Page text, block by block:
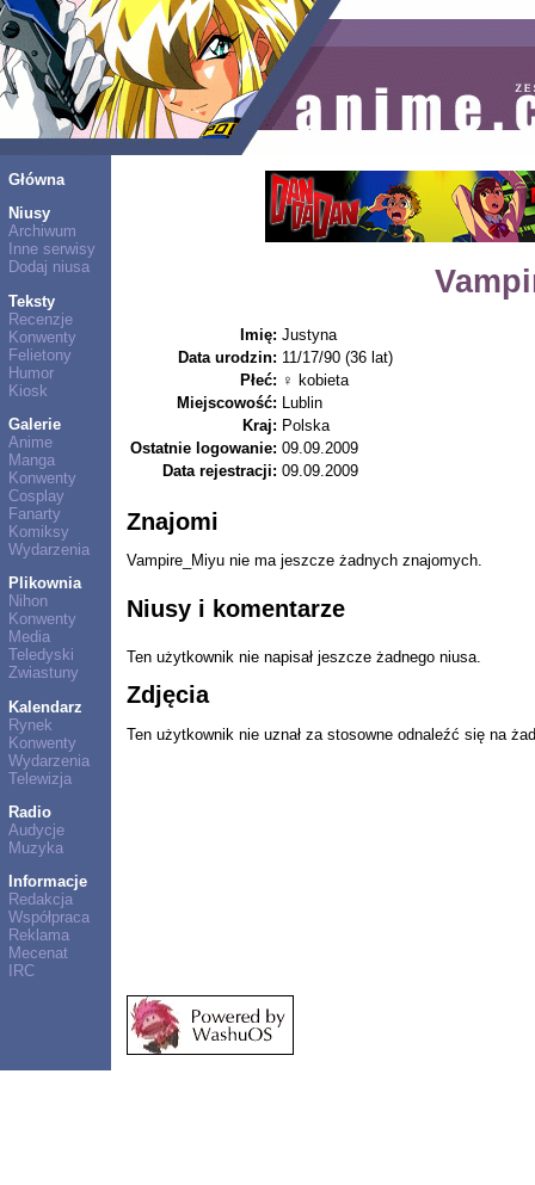
Główna
Niusy
Archiwum
Inne serwisy
Dodaj niusa
Teksty
Recenzje
Konwenty
Felietony
Humor
Kiosk
Galerie
Anime
Manga
Konwenty
Cosplay
Fanarty
Komiksy
Wydarzenia
Plikownia
Nihon
Konwenty
Media
Teledyski
Zwiastuny
Kalendarz
Rynek
Konwenty
Wydarzenia
Telewizja
Radio
Audycje
Muzyka
Informacje
Redakcja
Współpraca
Reklama
Mecenat
IRC
Imię: Justyna
Data urodzin: 11/17/90 (36 lat)
Płeć: ♀ kobieta
Miejscowość: Lublin
Kraj: Polska
Ostatnie logowanie: 09.09.2009
Data rejestracji: 09.09.2009
Znajomi
Vampire_Miyu nie ma jeszcze żadnych znajomych.
Niusy i komentarze
Ten użytkownik nie napisał jeszcze żadnego niusa.
Zdjęcia
Ten użytkownik nie uznał za stosowne odnaleźć się na